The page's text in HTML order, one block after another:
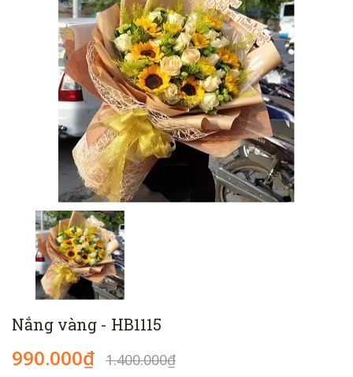
Nắng vàng - HB1115
990.000₫ 1.400.000₫